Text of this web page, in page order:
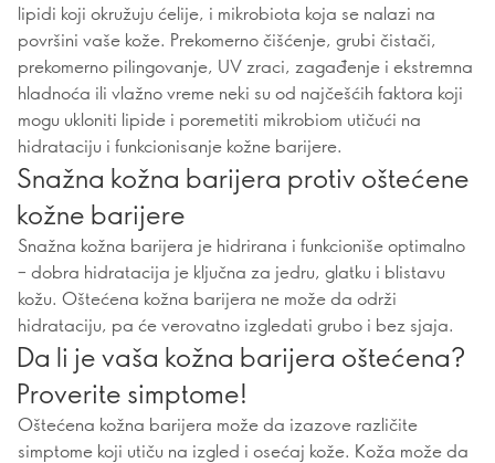
lipidi koji okružuju ćelije, i mikrobiota koja se nalazi na
površini vaše kože. Prekomerno čišćenje, grubi čistači,
prekomerno pilingovanje, UV zraci, zagađenje i ekstremna
hladnoća ili vlažno vreme neki su od najčešćih faktora koji
mogu ukloniti lipide i poremetiti mikrobiom utičući na
hidrataciju i funkcionisanje kožne barijere.
Snažna kožna barijera protiv oštećene
kožne barijere
Snažna kožna barijera je hidrirana i funkcioniše optimalno
– dobra hidratacija je ključna za jedru, glatku i blistavu
kožu. Oštećena kožna barijera ne može da održi
hidrataciju, pa će verovatno izgledati grubo i bez sjaja.
Da li je vaša kožna barijera oštećena?
Proverite simptome!
Oštećena kožna barijera može da izazove različite
simptome koji utiču na izgled i osećaj kože. Koža može da